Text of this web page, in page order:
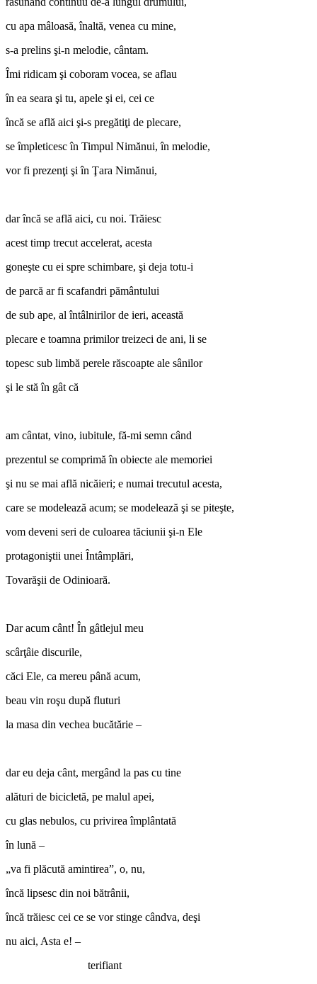
cu apa mâloasă, înaltă, venea cu mine,
s-a prelins şi-n melodie, cântam.
Îmi ridicam şi coboram vocea, se aflau
în ea seara şi tu, apele şi ei, cei ce
încă se află aici şi-s pregătiţi de plecare,
se împleticesc în Timpul Nimănui, în melodie,
vor fi prezenţi şi în Ţara Nimănui,
dar încă se află aici, cu noi. Trăiesc
acest timp trecut accelerat, acesta
goneşte cu ei spre schimbare, şi deja totu-i
de parcă ar fi scafandri pământului
de sub ape, al întâlnirilor de ieri, această
plecare e toamna primilor treizeci de ani, li se
topesc sub limbă perele răscoapte ale sânilor
şi le stă în gât că
am cântat, vino, iubitule, fă-mi semn când
prezentul se comprimă în obiecte ale memoriei
şi nu se mai află nicăieri; e numai trecutul acesta,
care se modelează acum; se modelează şi se piteşte,
vom deveni seri de culoarea tăciunii şi-n Ele
protagoniştii unei Întâmplări,
Tovarăşii de Odinioară.
Dar acum cânt! În gâtlejul meu
scârţâie discurile,
căci Ele, ca mereu până acum,
beau vin roşu după fluturi
la masa din vechea bucătărie –
dar eu deja cânt, mergând la pas cu tine
alături de bicicletă, pe malul apei,
cu glas nebulos, cu privirea împlântată
în lună –
„va fi plăcută amintirea”, o, nu,
încă lipsesc din noi bătrânii,
încă trăiesc cei ce se vor stinge cândva, deşi
nu aici, Asta e! –
terifiant